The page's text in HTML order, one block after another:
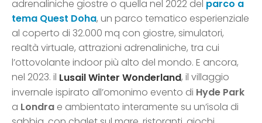
adrenaliniche giostre o quella nel 2022 del parco a
tema Quest Doha, un parco tematico esperienziale
al coperto di 32.000 mq con giostre, simulatori,
realtà virtuale, attrazioni adrenaliniche, tra cui
l’ottovolante indoor più alto del mondo. E ancora,
nel 2023. il Lusail Winter Wonderland, il villaggio
invernale ispirato all’omonimo evento di Hyde Park
a Londra e ambientato interamente su un’isola di